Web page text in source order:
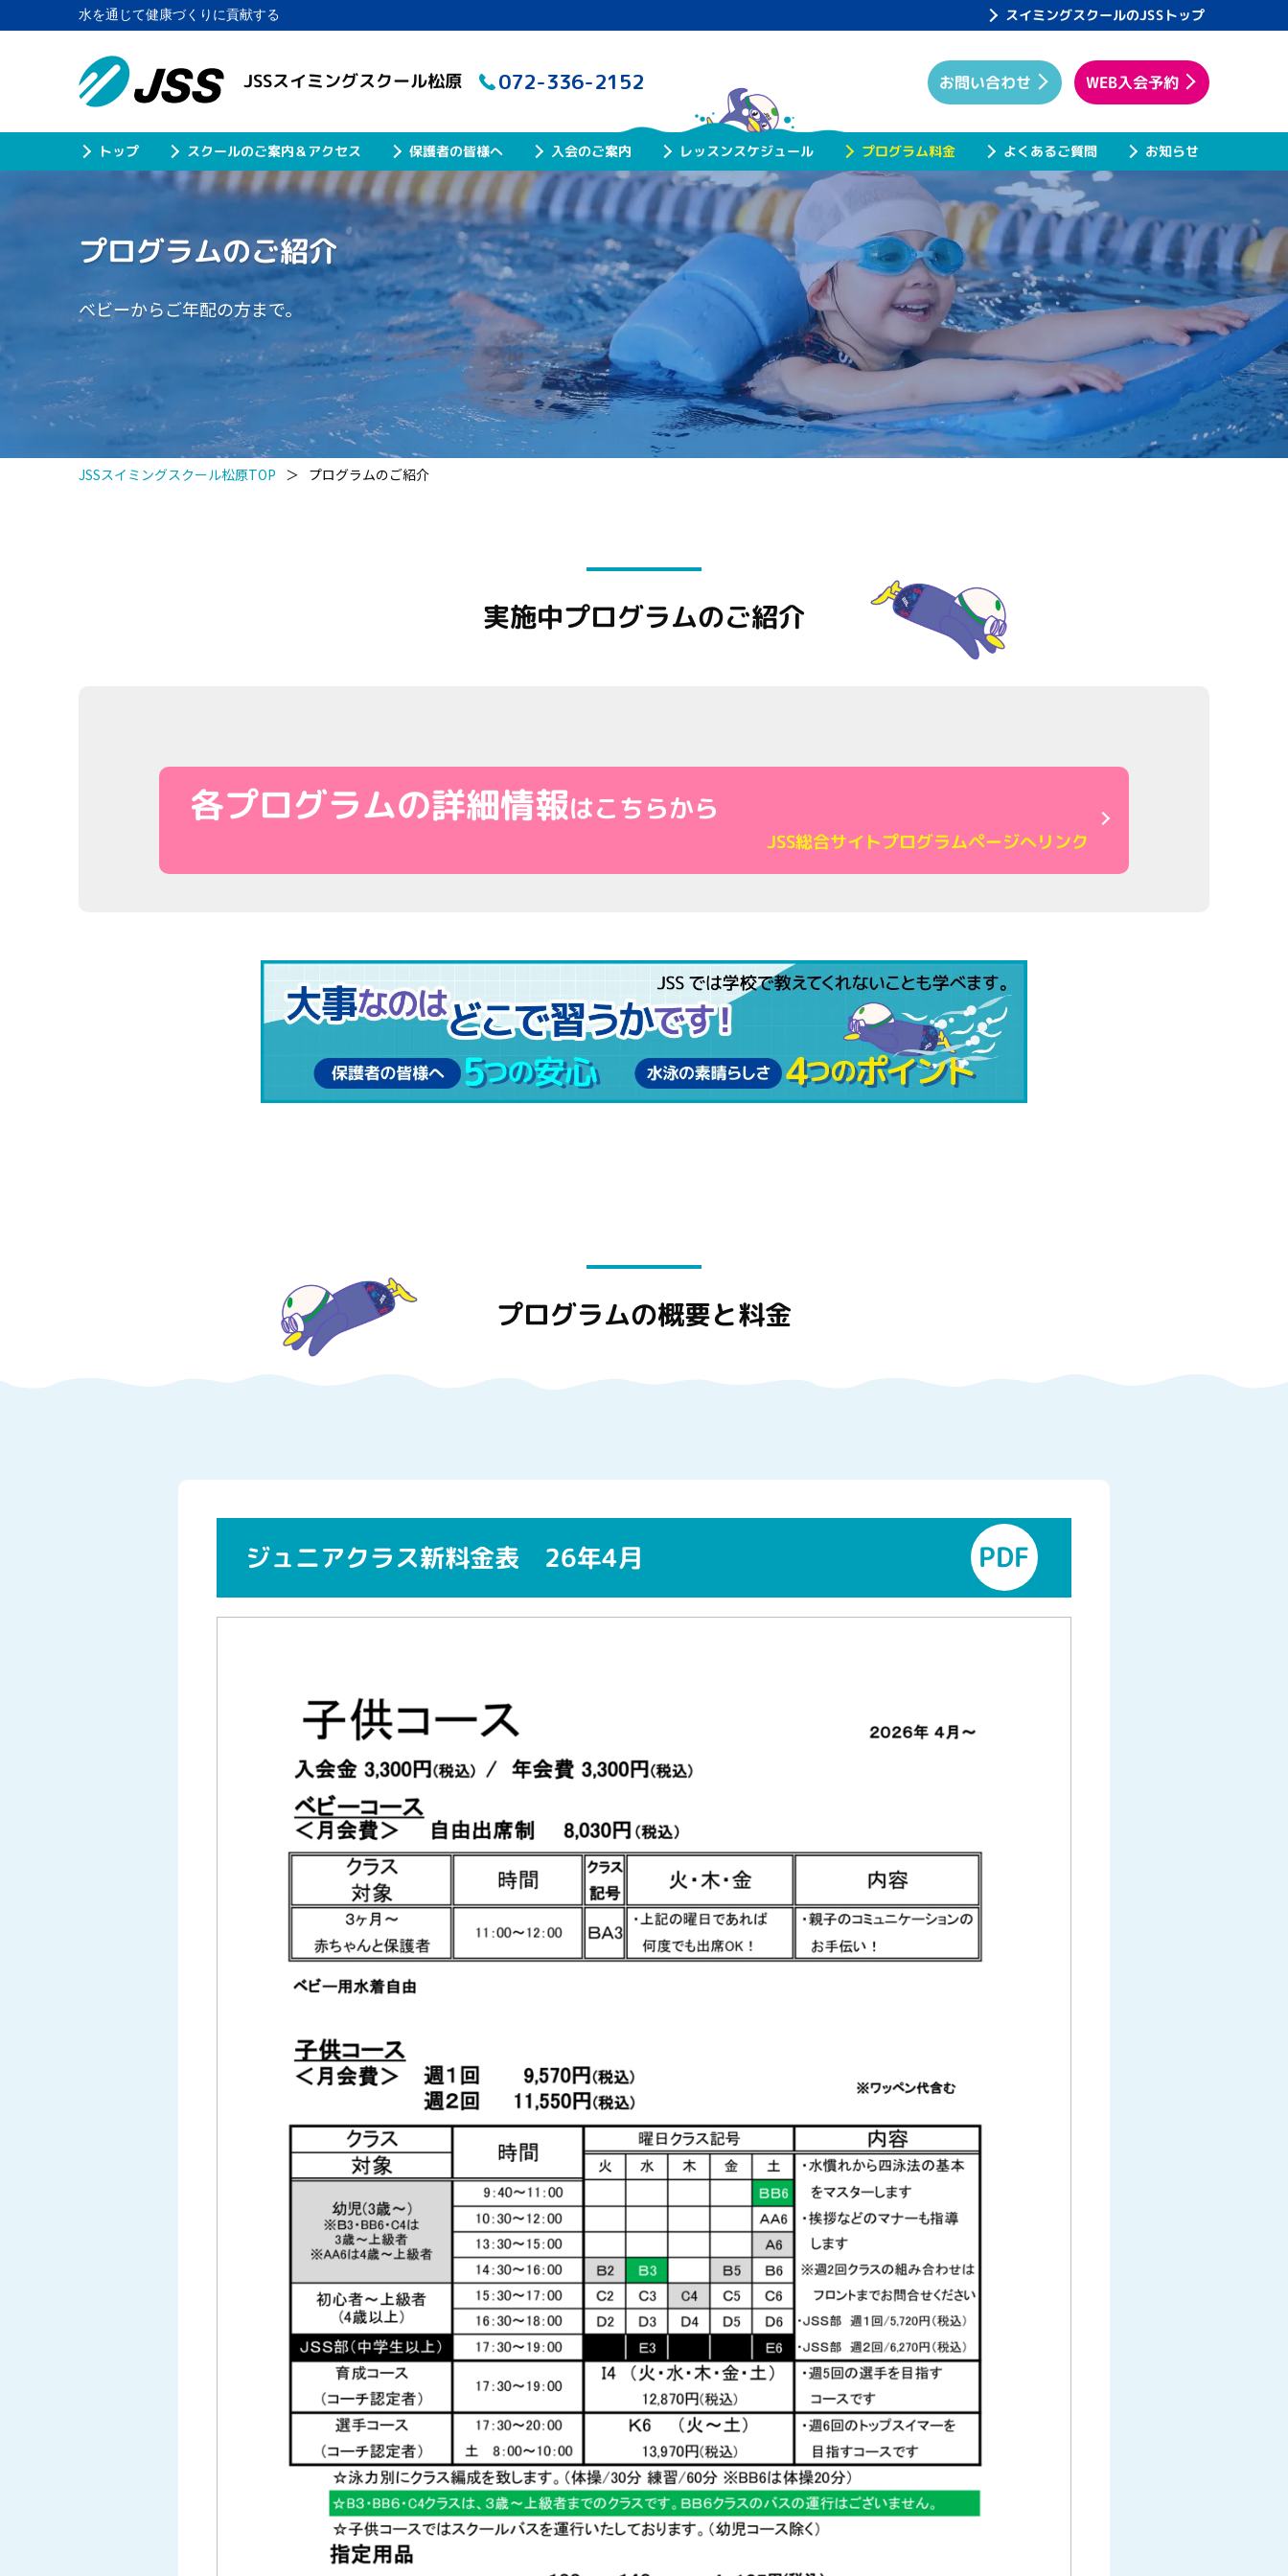
水を通じて健康づくりに貢献する スイミングスクールのJSSトップ
JSSスイミングスクール松原 072-336-2152
トップ スクールのご案内＆アクセス 保護者の皆様へ 入会のご案内 レッスンスケジュール プログラム料金 よくあるご質問 お知らせ
お問い合わせ WEB入会予約
プログラムのご紹介
ベビーからご年配の方まで。
JSSスイミングスクール松原TOP ＞ プログラムのご紹介
実施中プログラムのご紹介
各プログラムの詳細情報はこちらから
JSS総合サイトプログラムページへリンク
プログラムの概要と料金
ジュニアクラス新料金表 26年4月